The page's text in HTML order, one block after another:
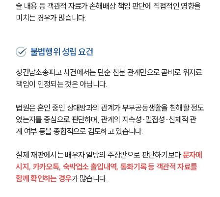
술 내용 등 객관적 자료가 손해배상 책임 판단에 직접적인 영향을
미치는 경우가 많습니다.
불법행위 성립 요건
상간남소송피고 사건에서는 단순 친분 관계만으로 곧바로 위자료
책임이 인정되는 것은 아닙니다.
법원은 혼인 중인 상대방과의 관계가 부부공동생활을 침해할 정도
였는지를 중심으로 판단하며, 관계의 지속성·밀접성·신체적 관
계 여부 등을 종합적으로 검토하고 있습니다.
실제 재판에서는 배우자 일방의 주장만으로 판단하기보다 문자메
시지, 카카오톡, 숙박업소 출입내역, 통화기록 등 객관적 자료를
함께 확인하는 경우가 많습니다.